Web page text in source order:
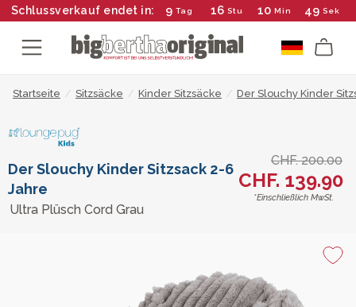
Schlussverkauf endet in: 9 Tag 16 Stu 10 Min 49 Sek
Startseite / Sitzsäcke / Kinder Sitzsäcke / Der Slouchy Kinder
Der Slouchy Kinder Sitzsack 2-6
Jahre
Ultra Plüsch Cord Grau
CHF. 200.00
CHF. 139.90
*Einschließlich MwSt.